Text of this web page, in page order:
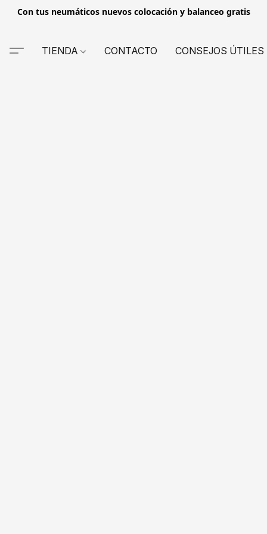
Con tus neumáticos nuevos colocación y balanceo gratis
TIENDA CONTACTO CONSEJOS ÚTILES